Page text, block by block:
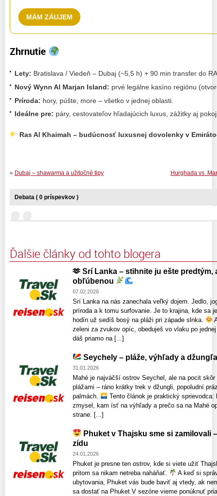
MÁM ZÁUJEM
Zhrnutie
Lety: Bratislava / Viedeň – Dubaj (~5,5 h) + 90 min transfer do
Nový Wynn Al Marjan Island: prvé legálne kasíno regiónu
Príroda: hory, púšte, more – všetko v jednej oblasti.
Ideálne pre: páry, cestovateľov hľadajúcich luxus, zážitky aj
Ras Al Khaimah – budúcnosť luxusnej dovolenky v
Hurghada vs.
« Dubaj – shawarma a užitočné tipy
Debata ( 0 príspevkov )
Ďalšie články od tohto blogera
🫶 Srí Lanka – stihnite ju ešte predtým,
obľúbenou
07.02.2026
Srí Lanka na nás zanechala veľký dojem. Jedlo,
príroda a k tomu surfovanie. Je to krajina, kde sa
hodín už sedíš bosý na pláži pri západe slnka.
zeleni za zvukov opíc, obeduješ vo vlaku po
dáš priamo na [...]
Seychely – pláže, výhľady a
31.01.2026
Mahé je najväčší ostrov Seychel, ale na pocit
plážami – ráno krátky trek v džungli, popoludní
palmách.
Tento článok je praktický
zmysel, kam ísť na výhľady a prečo sa na Mahé
strane. [...]
Phuket v Thajsku sme si zamilovali
zídu
24.01.2026
Phuket je presne ten ostrov, kde si viete užiť
pritom sa nikam netreba naháňať.
A keď si
ubytovania, Phuket vás bude baviť aj vtedy, ak
sa dostať na Phuket V sezóne vieme ponúknuť